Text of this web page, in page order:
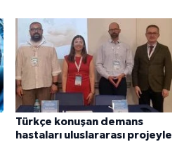
Türkçe konuşan demans
hastaları uluslararası projeyle